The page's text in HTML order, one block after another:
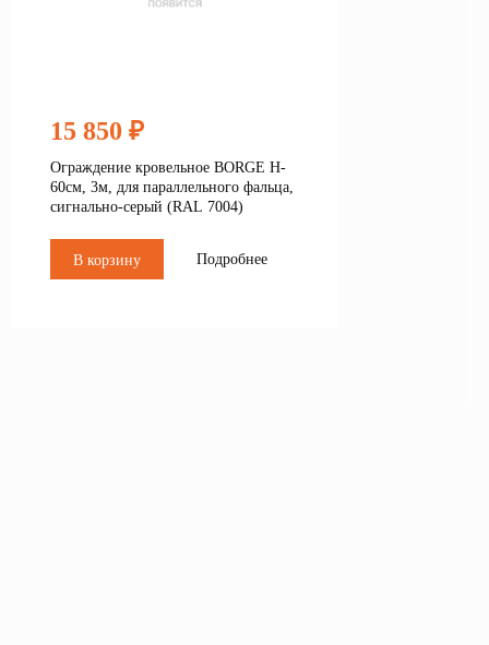
15 850 ₽
Ограждение кровельное BORGE H-
60см, 3м, для параллельного фальца,
сигнально-серый (RAL 7004)
В корзину Подробнее